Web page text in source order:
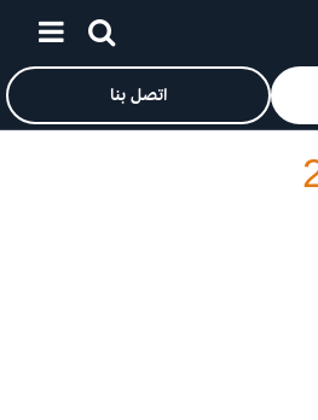
انتقل إلى المحتوى الرئيسي
صفحة «خدمات أمازون على الويب» الرئيسية
اتصل بنا